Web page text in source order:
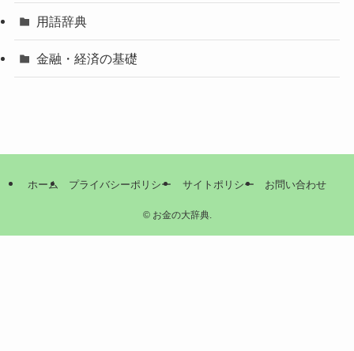
用語辞典
金融・経済の基礎
ホーム プライバシーポリシー サイトポリシー お問い合わせ
©お金の大辞典.